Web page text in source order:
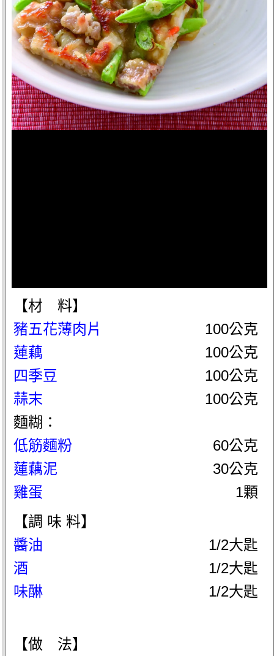
【材 料】
豬五花薄肉片
100公克
蓮藕
100公克
四季豆
100公克
蒜末
100公克
麵糊：
低筋麵粉
60公克
蓮藕泥
30公克
雞蛋
1顆
【調 味 料】
醬油
1/2大匙
酒
1/2大匙
味醂
1/2大匙
【做 法】